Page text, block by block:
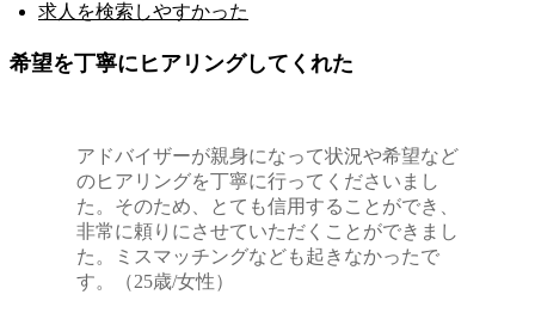
求人を検索しやすかった
希望を丁寧にヒアリングしてくれた
アドバイザーが親身になって状況や希望など
のヒアリングを丁寧に行ってくださいまし
た。そのため、とても信用することができ、
非常に頼りにさせていただくことができまし
た。ミスマッチングなども起きなかったで
す。（25歳/女性）